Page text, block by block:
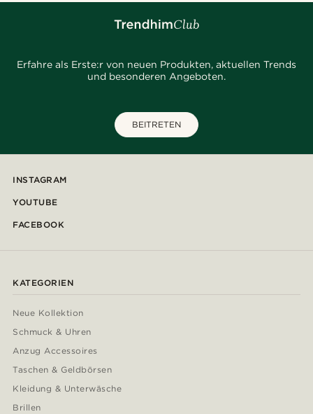
Erfahre als Erste:r von neuen Produkten, aktuellen Trends
und besonderen Angeboten.
BEITRETEN
INSTAGRAM
YOUTUBE
FACEBOOK
KATEGORIEN
Neue Kollektion
Schmuck & Uhren
Anzug Accessoires
Taschen & Geldbörsen
Kleidung & Unterwäsche
Brillen